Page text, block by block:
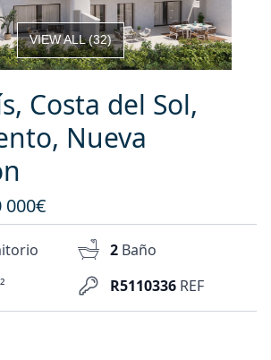
VIEW ALL(32)
Costa del Sol,
Nueva
000€
R5110336 REF
2 Baño